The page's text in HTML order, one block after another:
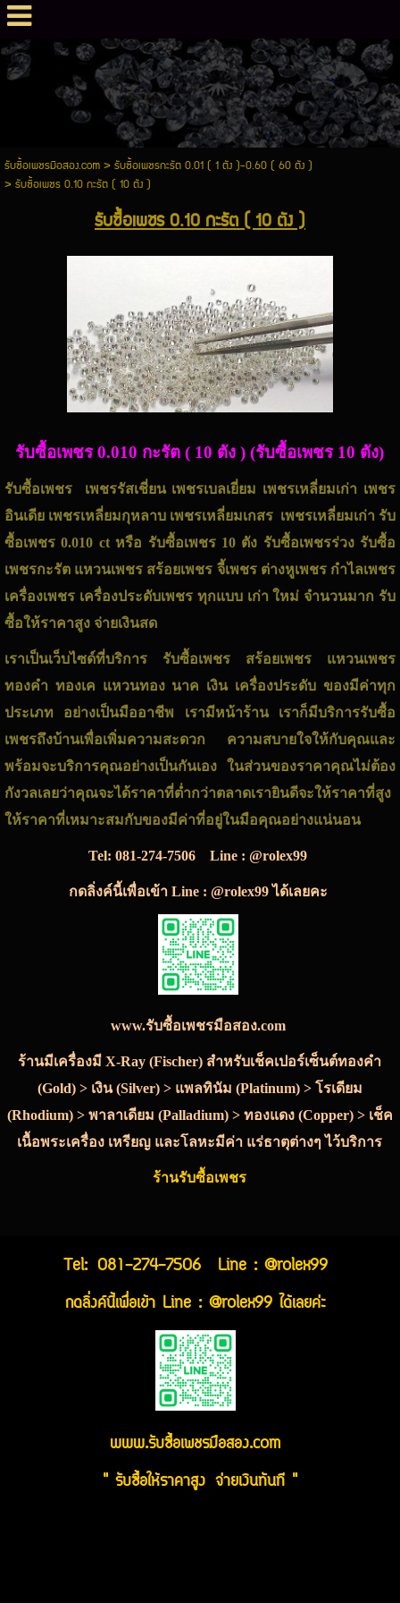
รับซื้อเพชรมือสอง.com> รับซื้อเพชรกะรัต 0.01 ( 1 ตัง )-0.60 ( 60 ตัง )
> รับซื้อเพชร 0.10 กะรัต ( 10 ตัง )
รับซื้อเพชร 0.10 กะรัต ( 10 ตัง )
รับซื้อเพชร 0.010 กะรัต ( 10 ตัง )(รับซื้อเพชร 10 ตัง)
รับซื้อเพชร เพชรรัสเชี่ยน เพชรเบลเยี่ยม เพชรเหลี่ยมเก่า เพชร
อินเดีย เพชรเหลี่ยมกุหลาบ เพชรเหลี่ยมเกสร เพชรเหลี่ยมเก่า รับ
ซื้อเพชร0.010 ct หรือ รับซื้อเพชร 10 ตัง รับซื้อเพชรร่วง รับซื้อ
เพชรกะรัต แหวนเพชร สร้อยเพชร จี้เพชร ต่างหูเพชร กำไลเพชร
เครื่องเพชร เครื่องประดับเพชร ทุกแบบ เก่า ใหม่ จำนวนมาก รับ
ซื้อให้ราคาสูง จ่ายเงินสด
เราเป็นเว็บไซด์ที่บริการ รับซื้อเพชร สร้อยเพชร แหวนเพชร
ทองคำ ทองเค แหวนทอง นาค เงิน เครื่องประดับ ของมีค่าทุก
ประเภท อย่างเป็นมืออาชีพ เรามีหน้าร้าน เราก็มีบริการรับซื้อ
เพชรถึงบ้านเพื่อเพิ่มความสะดวก ความสบายใจให้กับคุณและ
พร้อมจะบริการคุณอย่างเป็นกันเอง ในส่วนของราคาคุณไม่ต้อง
กังวลเลยว่าคุณจะได้ราคาที่ต่ำกว่าตลาดเรายินดีจะให้ราคาที่สูง
ให้ราคาที่เหมาะสมกับของมีค่าที่อยู่ในมือคุณอย่างแน่นอน
Tel:081-274-7506 Line : @rolex99
กดลิ่งค์นี้เพื่อเข้า Line : @rolex99 ได้เลยคะ
www.รับซื้อเพชรมือสอง.com
ร้านมีเครื่องมี X-Ray (Fischer) สำหรับเช็คเปอร์เซ็นต์ทองคำ
(Gold) > เงิน (Silver) > แพลทินัม (Platinum) > โรเดียม
(Rhodium) > พาลาเดียม (Palladium) > ทองแดง (Copper) > เช็ค
เนื้อพระเครื่อง เหรียญ และโลหะมีค่า แร่ธาตุต่างๆ ไว้บริการ
ร้านรับซื้อเพชร
Tel: 081-274-7506
Line : @rolex99
กดลิ่งค์นี้เพื่อเข้า Line : @rolex99 ได้เลยค่ะ
www.รับซื้อเพชรมือสอง.com
" รับซื้อให้ราคาสูง จ่ายเงินทันที "